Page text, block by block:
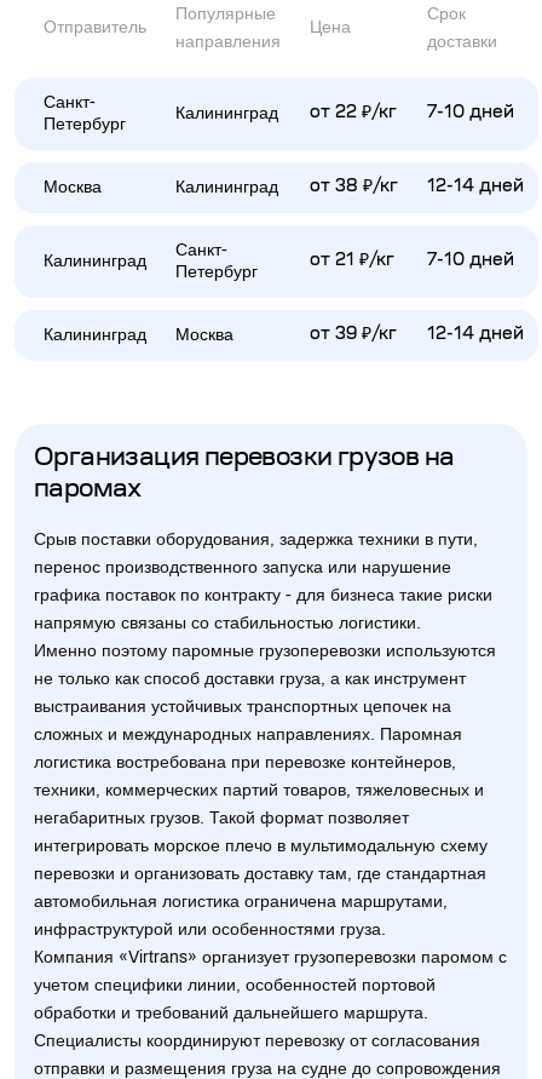
Отправитель
Популярные
направления
Цена
Срок
доставки
Санкт-
Петербург
Калининград от 22 ₽/кг 7-10 дней
Москва Калининград от 38 ₽/кг 12-14 дней
Калининград
Санкт-
Петербург
от 21 ₽/кг 7-10 дней
Калининград Москва от 39 ₽/кг 12-14 дней
Организация перевозки грузов на
паромах
Срыв поставки оборудования, задержка техники в пути,
перенос производственного запуска или нарушение
графика поставок по контракту - для бизнеса такие риски
напрямую связаны со стабильностью логистики.
Именно поэтому паромные грузоперевозки используются
не только как способ доставки груза, а как инструмент
выстраивания устойчивых транспортных цепочек на
сложных и международных направлениях. Паромная
логистика востребована при перевозке контейнеров,
техники, коммерческих партий товаров, тяжеловесных и
негабаритных грузов. Такой формат позволяет
интегрировать морское плечо в мультимодальную схему
перевозки и организовать доставку там, где стандартная
автомобильная логистика ограничена маршрутами,
инфраструктурой или особенностями груза.
Компания «Virtrans» организует грузоперевозки паромом с
учетом специфики линии, особенностей портовой
обработки и требований дальнейшего маршрута.
Специалисты координируют перевозку от согласования
отправки и размещения груза на судне до сопровождения